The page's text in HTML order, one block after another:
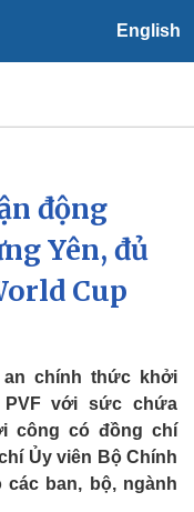
English
thời tiết
dục
động
Yên, đủ
Cup
an chính thức khởi
với sức chứa
công có đồng chí
Ủy viên Bộ Chính
ban, bộ, ngành